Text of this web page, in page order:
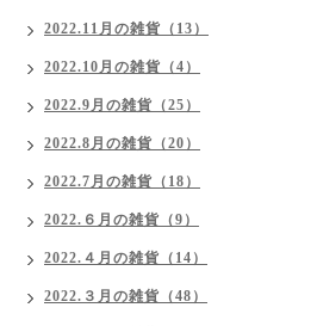
2022.11月の雑貨（13）
2022.10月の雑貨（4）
2022.9月の雑貨（25）
2022.8月の雑貨（20）
2022.7月の雑貨（18）
2022.６月の雑貨（9）
2022.４月の雑貨（14）
2022.３月の雑貨（48）